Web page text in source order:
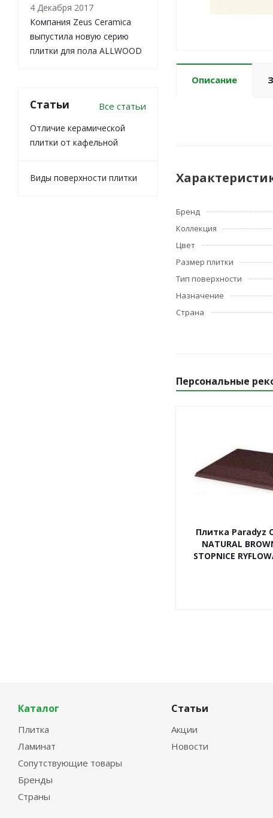
Описание
Бренд
Коллекция
Цвет
Размер плитки
Тип поверхности
Назначение
Страна
Персональные
Плитка Paradyz
NATURAL
STOPNICE
4 Декабря 2017
Компания Zeus Ceramica
выпустила новую серию
плитки для пола ALLWOOD
Статьи Все статьи
Отличие керамической
плитки от кафельной
Виды поверхности плитки
Каталог
Плитка
Ламинат
Сопутствующие товары
Бренды
Страны
Статьи
Акции
Новости